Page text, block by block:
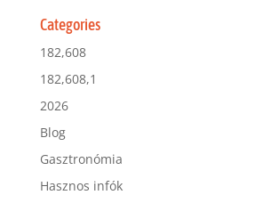
Categories
182,608
182,608,1
2026
Blog
Gasztronómia
Hasznos infók